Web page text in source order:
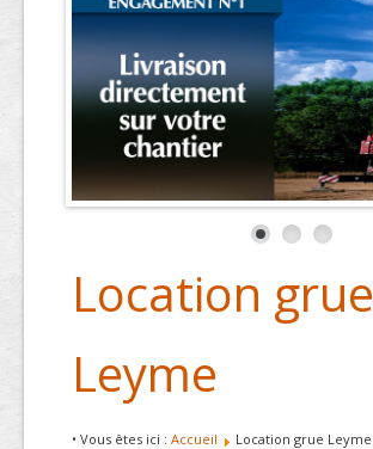
Location grue
Leyme
• Vous êtes ici : Accueil Location grue Leyme